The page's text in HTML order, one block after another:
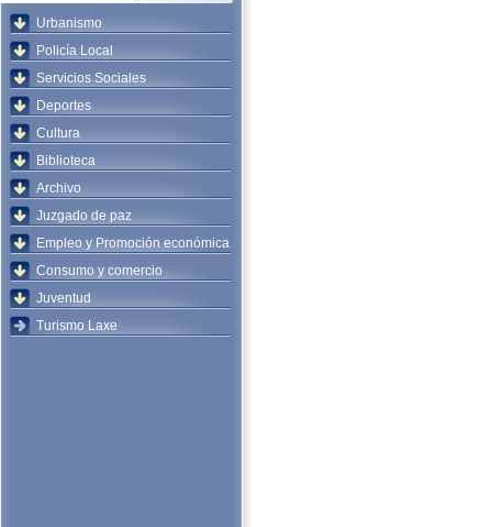
Urbanismo
Policía Local
Servicios Sociales
Deportes
Cultura
Biblioteca
Archivo
Juzgado de paz
Empleo y Promoción económica
Consumo y comercio
Juventud
Turismo Laxe